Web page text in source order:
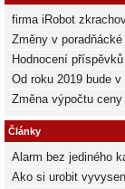
firma iRobot
Změny v
Hodnocení
Od roku 2019 bude
Změna výpočtu
Články
Alarm bez jediného
Ako si urobit